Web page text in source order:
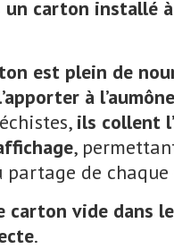
un carton installé
est plein de
à
ils collent
,
partage de chaque
carton vide dans
.